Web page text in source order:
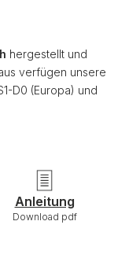
hergestellt und
verfügen unsere
D0 (Europa) und
Anleitung
Download pdf